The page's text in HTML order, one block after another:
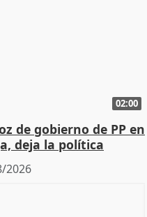
02:00
de gobierno de PP en
deja la política
2026